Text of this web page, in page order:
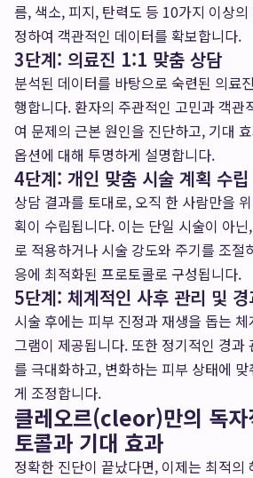
름, 색소, 피지, 탄력도 등 10가지 이상
정하여 객관적인 데이터를 확보합니다.
3단계: 의료진 1:1 맞춤 상담
분석된 데이터를 바탕으로 숙련된 의료
행합니다. 환자의 주관적인 고민과 객관
여 문제의 근본 원인을 진단하고, 기대
옵션에 대해 투명하게 설명합니다.
4단계: 개인 맞춤 시술 계획 수
상담 결과를 토대로, 오직 한 사람만을
획이 수립됩니다. 이는 단일 시술이 아
로 적용하거나 시술 강도와 주기를 조절
응에 최적화된 프로토콜로 구성됩니다.
5단계: 체계적인 사후 관리 및
시술 후에는 피부 진정과 재생을 돕는
그램이 제공됩니다. 또한 정기적인 경과
를 극대화하고, 변화하는 피부 상태에
게 조정합니다.
클레오르(cleor)만의 독자
토콜과 기대 효과
정확한 진단이 끝났다면, 이제는 최적의